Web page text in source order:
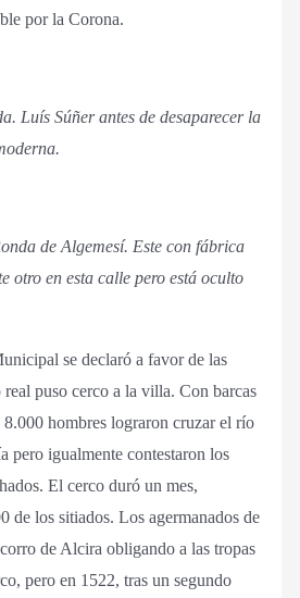
por la Corona.
Luís Súñer antes de desaparecer la
de Algemesí. Este con fábrica
otro en esta calle pero está oculto
se declaró a favor de las
puso cerco a la villa. Con barcas
8.000 hombres lograron cruzar el río
pero igualmente contestaron los
El cerco duró un mes,
de los sitiados. Los agermanados de
de Alcira obligando a las tropas
pero en 1522, tras un segundo